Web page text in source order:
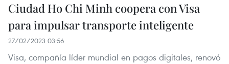
Ciudad Ho Chi Minh coopera con Visa
para impulsar transporte inteligente
27/02/2023 03:56
Visa, compañía líder mundial en pagos digitales, renovó